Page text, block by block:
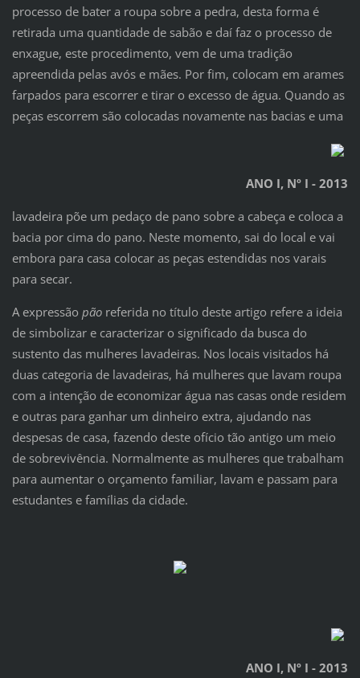
processo de bater a roupa sobre a pedra, desta forma é
retirada uma quantidade de sabão e daí faz o processo de
enxague, este procedimento, vem de uma tradição
apreendida pelas avós e mães. Por fim, colocam em arames
farpados para escorrer e tirar o excesso de água. Quando as
peças escorrem são colocadas novamente nas bacias e uma
ANO I, Nº I - 2013
lavadeira põe um pedaço de pano sobre a cabeça e coloca a
bacia por cima do pano. Neste momento, sai do local e vai
embora para casa colocar as peças estendidas nos varais
para secar.
A expressão pãoreferida no título deste artigo refere a ideia
de simbolizar e caracterizar o significado da busca do
sustento das mulheres lavadeiras. Nos locais visitados há
duas categoria de lavadeiras, há mulheres que lavam roupa
com a intenção de economizar água nas casas onde residem
e outras para ganhar um dinheiro extra, ajudando nas
despesas de casa, fazendo deste ofício tão antigo um meio
de sobrevivência. Normalmente as mulheres que trabalham
para aumentar o orçamento familiar, lavam e passam para
estudantes e famílias da cidade.
ANO I, Nº I - 2013